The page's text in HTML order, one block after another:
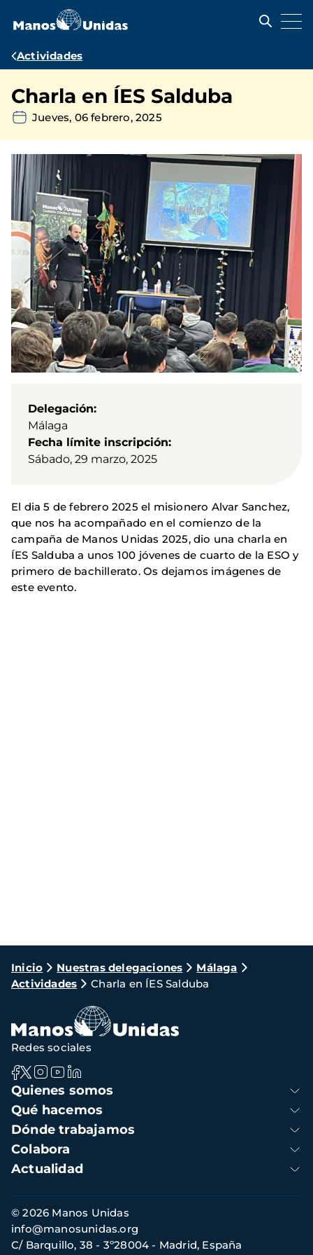
contenido
Ruta
navegación
Actividades
Charla en ÍES Salduba
Jueves, 06 febrero, 2025
Delegación
Málaga
Fecha límite inscripción
Sábado, 29 marzo, 2025
El dia 5 de febrero 2025 el misionero Alvar Sanchez,
que nos ha acompañado en el comienzo de la
campaña de Manos Unidas 2025, dio una charla en
ÍES Salduba a unos 100 jóvenes de cuarto de la ESO y
primero de bachillerato. Os dejamos imágenes de
este evento.
Ruta
de
navegación
Inicio Nuestras delegaciones
Málaga
Actividades
Charla en ÍES Salduba
Navegación
principal
Quienes somos
Qué hacemos
Dónde trabajamos
Colabora
Actualidad
Redes sociales
Información
de
contacto
© 2026 Manos Unidas
C/ Barquillo, 38 - 3º28004 - Madrid, España
info@manosunidas.org